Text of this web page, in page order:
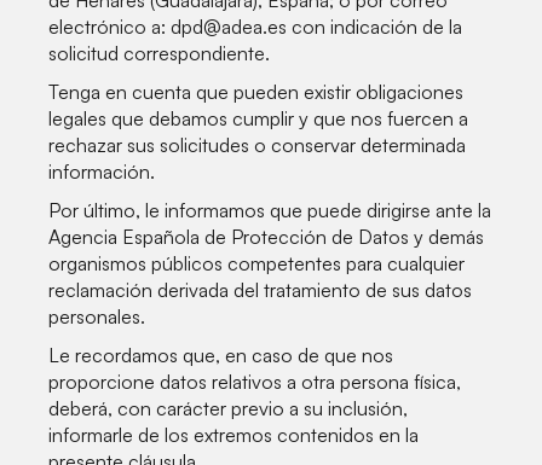
electrónico a: dpd@adea.es con indicación de la
solicitud correspondiente.
Tenga en cuenta que pueden existir obligaciones
legales que debamos cumplir y que nos fuercen a
rechazar sus solicitudes o conservar determinada
información.
Por último, le informamos que puede dirigirse ante la
Agencia Española de Protección de Datos y demás
organismos públicos competentes para cualquier
reclamación derivada del tratamiento de sus datos
personales.
Le recordamos que, en caso de que nos
proporcione datos relativos a otra persona física,
deberá, con carácter previo a su inclusión,
informarle de los extremos contenidos en la